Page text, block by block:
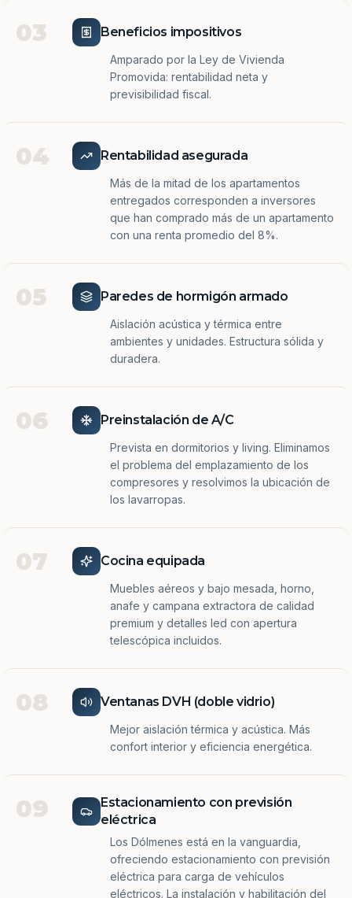
03 Beneficios impositivos
Amparado por la Ley de Vivienda
Promovida: rentabilidad neta y
previsibilidad fiscal.
04 Rentabilidad asegurada
Más de la mitad de los apartamentos
entregados corresponden a inversores
que han comprado más de un apartamento
con una renta promedio del 8%.
05 Paredes de hormigón armado
Aislación acústica y térmica entre
ambientes y unidades. Estructura sólida y
duradera.
06 Preinstalación de A/C
Prevista en dormitorios y living. Eliminamos
el problema del emplazamiento de los
compresores y resolvimos la ubicación de
los lavarropas.
07 Cocina equipada
Muebles aéreos y bajo mesada, horno,
anafe y campana extractora de calidad
premium y detalles led con apertura
telescópica incluidos.
08 Ventanas DVH (doble vidrio)
Mejor aislación térmica y acústica. Más
confort interior y eficiencia energética.
09
Estacionamiento con previsión
eléctrica
Los Dólmenes está en la vanguardia,
ofreciendo estacionamiento con previsión
eléctrica para carga de vehículos
eléctricos. La instalación y habilitación del